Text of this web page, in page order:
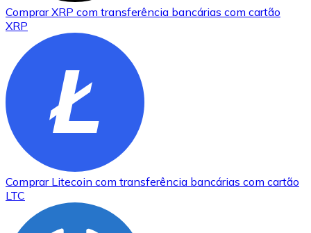
ComprarXRP com transferência bancárias com cartão
XRP
Comprar Litecoin com transferência bancárias com cartão
LTC